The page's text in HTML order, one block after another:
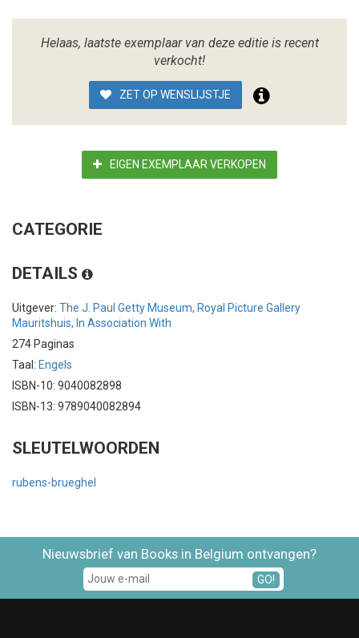
Helaas, laatste exemplaar van deze editie is recent
verkocht!
ZET OP WENSLIJSTJE
EIGEN EXEMPLAAR VERKOPEN
CATEGORIE
DETAILS
Uitgever: The J. Paul Getty Museum, Royal Picture Gallery
Mauritshuis, In Association With
274 Paginas
Taal: Engels
ISBN-10: 9040082898
ISBN-13: 9789040082894
SLEUTELWOORDEN
rubens-brueghel
Nieuwsbrief van Books in Belgium ontvangen?
GO!